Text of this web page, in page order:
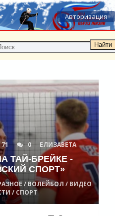
Авторизация
Найти
71 0 ЕЛИЗАВЕТА
ТАЙ-БРЕЙКЕ -
СПОРТ»
/ ВОЛЕЙБОЛ / ВИДЕО
/ СПОРТ